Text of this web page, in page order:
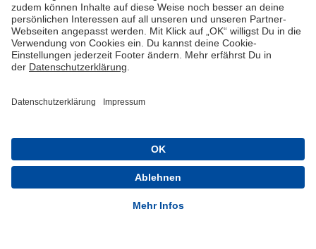
Cookie-Einstellungen
Datenschutzerklärung Impressum